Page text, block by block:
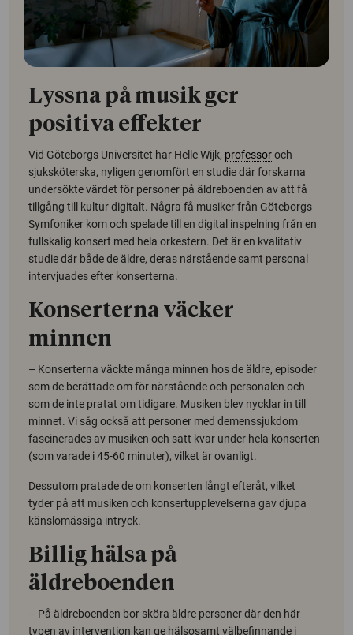
Lyssna på musik ger
positiva effekter
Vid Göteborgs Universitet har Helle Wijk, professoroch
sjuksköterska, nyligen genomfört en studie där forskarna
undersökte värdet för personer på äldreboenden av att få
tillgång till kultur digitalt. Några få musiker från Göteborgs
Symfoniker kom och spelade till en digital inspelning från en
fullskalig konsert med hela orkestern. Det är en kvalitativ
studie där både de äldre, deras närstående samt personal
intervjuades efter konserterna.
Konserterna väcker
minnen
– Konserterna väckte många minnen hos de äldre, episoder
som de berättade om för närstående och personalen och
som de inte pratat om tidigare. Musiken blev nycklar in till
minnet. Vi såg också att personer med demenssjukdom
fascinerades av musiken och satt kvar under hela konserten
(som varade i 45-60 minuter), vilket är ovanligt.
Dessutom pratade de om konserten långt efteråt, vilket
tyder på att musiken och konsertupplevelserna gav djupa
känslomässiga intryck.
Billig hälsa på
äldreboenden
– På äldreboenden bor sköra äldre personer där den här
typen av intervention kan ge hälsosamt välbefinnande i